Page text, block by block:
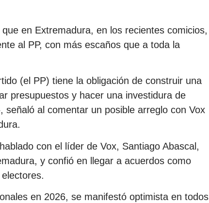
en Extremadura, en los recientes comicios,
al PP, con más escaños que a toda la
(el PP) tiene la obligación de construir una
presupuestos y hacer una investidura de
señaló al comentar un posible arreglo con Vox
con el líder de Vox, Santiago Abascal,
y confió en llegar a acuerdos como
en 2026, se manifestó optimista en todos